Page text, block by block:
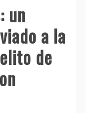
un
a la
de